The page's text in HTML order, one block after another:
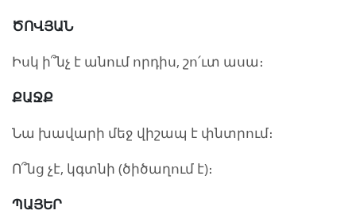
ԾՈՎՅԱՆ
Իսկ ի՞նչ է անում որդիս, շո՛ւտ ասա։
ՔԱՋՔ
Նա խավարի մեջ վիշապ է փնտրում։
Ո՞նց չէ, կգտնի (ծիծաղում է)։
ՊԱՅԵՐ